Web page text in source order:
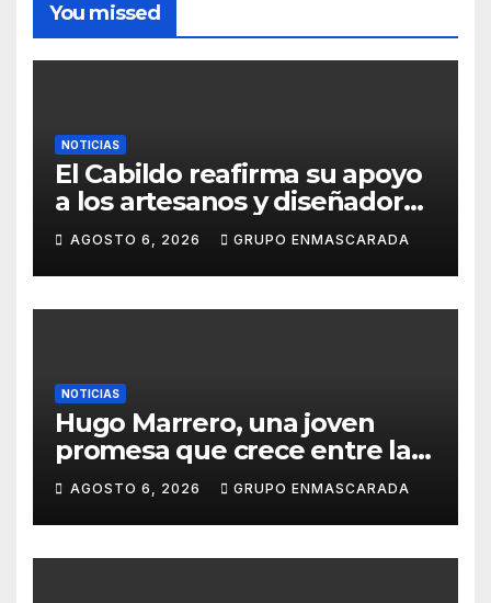
You missed
NOTICIAS
El Cabildo reafirma su apoyo
a los artesanos y diseñadores
del Carnaval de Tenerife
AGOSTO 6, 2026 GRUPO ENMASCARADA
NOTICIAS
Hugo Marrero, una joven
promesa que crece entre la
música y la pasión por el
Carnaval
AGOSTO 6, 2026 GRUPO ENMASCARADA